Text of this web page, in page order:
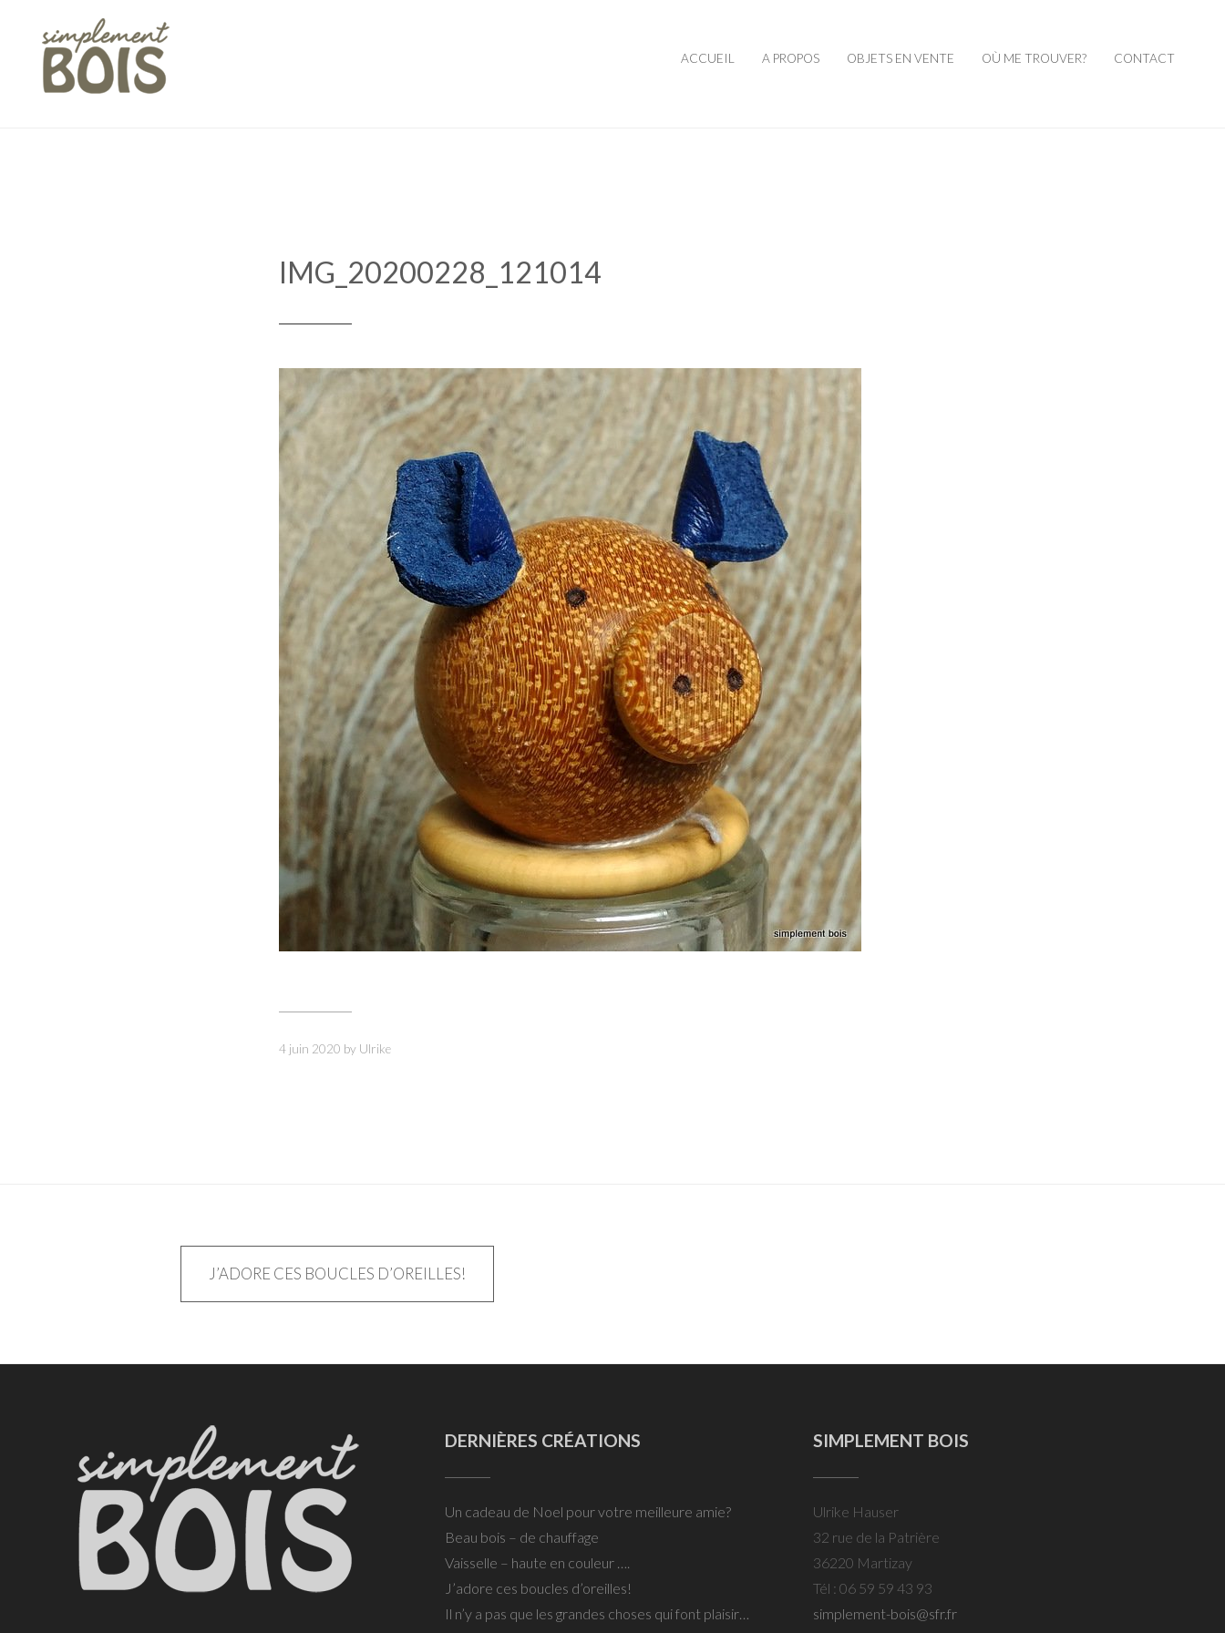
content
ACCUEIL A PROPOS OBJETS EN VENTE OÙ ME TROUVER? CONTACT
IMG_20200228_121014
4 juin 2020 by Ulrike
J’ADORE CES BOUCLES D’OREILLES!
DERNIÈRES CRÉATIONS
Un cadeau de Noel pour votre meilleure amie?
Beau bois – de chauffage
Vaisselle – haute en couleur ….
J’adore ces boucles d’oreilles!
Il n’y a pas que les grandes choses qui font plaisir…
SIMPLEMENT BOIS
Ulrike Hauser
32 rue de la Patrière
36220 Martizay
Tél : 06 59 59 43 93
simplement-bois@sfr.fr